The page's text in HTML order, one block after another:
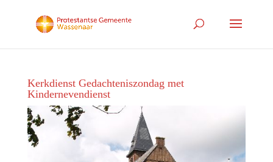
Kerkdienst Gedachteniszondag met
Kindernevendienst